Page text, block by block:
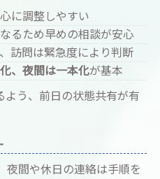
に調整しやすい
るため早めの相談が安心
訪問は緊急度により判断
、夜間は一本化が基本
よう、前日の状態共有が有
夜間や休日の連絡は手順を